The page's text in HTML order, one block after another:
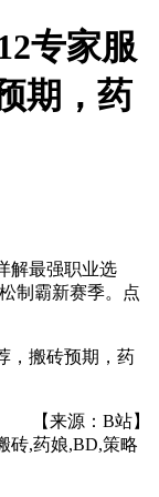
专家服
期，药
解最强职业选
制霸新赛季。点
，搬砖预期，药
【来源：B站】
砖,药娘,BD,策略